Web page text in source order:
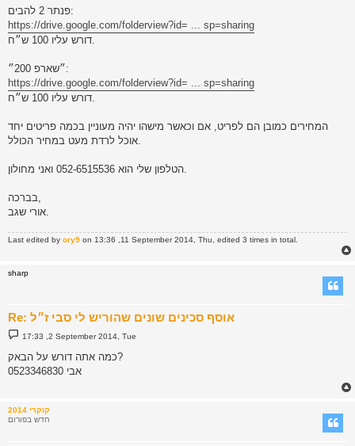
פנתר 2 להבים:
https://drive.google.com/folderview?id= ... sp=sharing
דורש עליו 100 ש״ח.
״שארפ 200״:
https://drive.google.com/folderview?id= ... sp=sharing
דורש עליו 100 ש״ח.
המחירים כמובן הם לפריט, אם וכאשר מישהו יהיה מעוניין בכמה פריטים יחד
אוכל לרדת מעט במחיר הכולל.
הטלפון שלי הוא 052-6515536 ואני מחולון.
בברכה,
אורי שגב.
Last edited by ory9 on 13:36 ,11 September 2014, Thu, edited 3 times in total.
sharp
Re: אוסף סכינים שונים שהוריש לי סבי ז״ל
P
o
t
17:33 ,2 September 2014, Tue
כמה אתה דורש על הבאק?
0523346830 אבי
קוקרי 2014
חדש בפורום